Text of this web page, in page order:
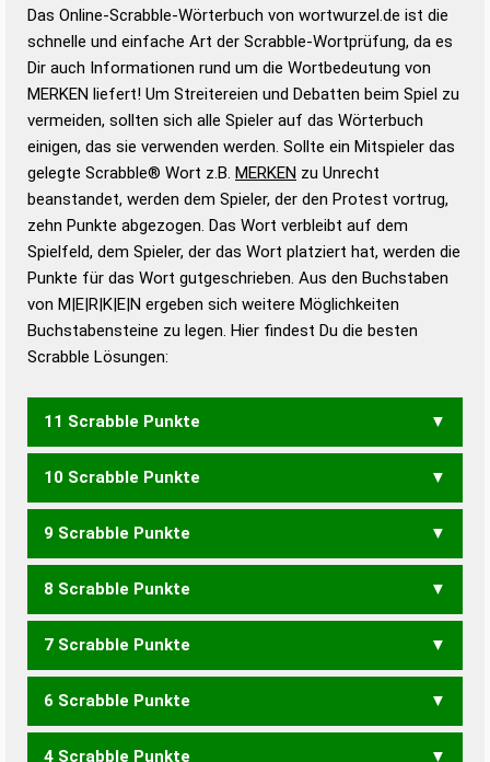
Wortwurzel liefert mit Hilfe eines semantischen
Wortanalyse-Algorithmus gute Anhaltspunkte zu
Wortbedeutung, Worttrennung und Wortform, um die
Gültigkeit eines Wortes für das Scrabble-Spiel zu
bestimmen!
zugelassene Turnier Scrabble-
Wörterbücher sind:
Duden – Standardwerk in 12 Bänden
Duden – Richtiges und gutes
Deutsch
Duden – Die deutsche Grammatik
Duden – Deutsches
Das Online-Scrabble-Wörterbuch von wortwurzel.de ist die
schnelle und einfache Art der Scrabble-Wortprüfung, da es
Dir auch Informationen rund um die Wortbedeutung von
MERKEN liefert! Um Streitereien und Debatten beim Spiel zu
vermeiden, sollten sich alle Spieler auf das Wörterbuch
einigen, das sie verwenden werden. Sollte ein Mitspieler das
gelegte Scrabble® Wort z.B. MERKEN zu Unrecht
beanstandet, werden dem Spieler, der den Protest vortrug,
zehn Punkte abgezogen. Das Wort verbleibt auf dem
Spielfeld, dem Spieler, der das Wort platziert hat, werden die
Punkte für das Wort gutgeschrieben. Aus den Buchstaben
von M|E|R|K|E|N ergeben sich weitere Möglichkeiten
Buchstabensteine zu legen. Hier findest Du die besten
Scrabble Lösungen:
11 Scrabble Punkte
KREMEN
10 Scrabble Punkte
KREME
9 Scrabble Punkte
KREM
8 Scrabble Punkte
KERNE RENKE
7 Scrabble Punkte
KERN KREE KREN RENK
6 Scrabble Punkte
4 Scrabble Punkte